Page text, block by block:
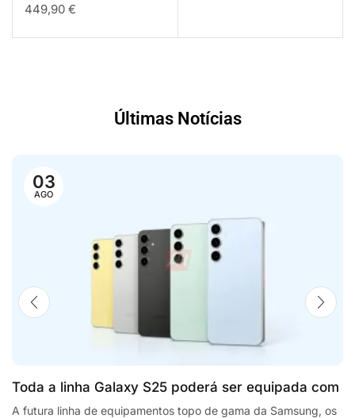
449,90 €
Últimas Notícias
03
AGO
Toda a linha Galaxy S25 poderá ser equipada com
processadores SnapdragonSegway Ninebot E2,
A futura linha de equipamentos topo de gama da Samsung, os